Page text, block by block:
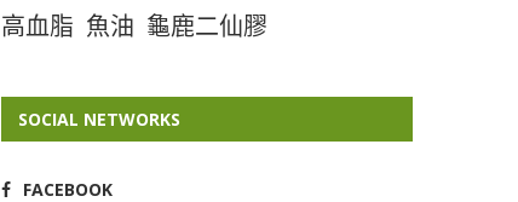
高血脂 魚油 龜鹿二仙膠
SOCIAL NETWORKS
FACEBOOK